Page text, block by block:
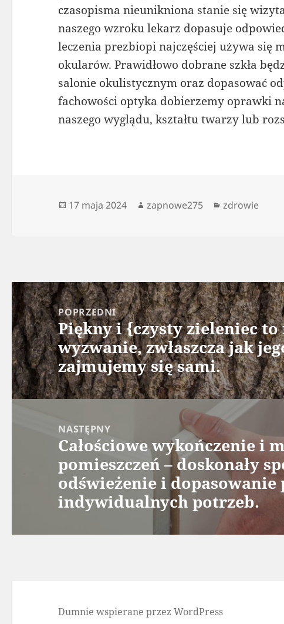
czasopisma nieunikniona stanie się
naszego wzroku lekarz dopasuje
leczenia prezbiopi najczęściej używa się
okularów. Prawidłowo dobrane szkła
salonie okulistycznym oraz dopasować
fachowości optyka dobierzemy oprawki
naszego wyglądu, kształtu twarzy lub
Data
17 maja 2024 Autor
zapnowe275 Kategorie
zdrowie
Nawigacja
wpisu
POPRZEDNI
Poprzedni
wpis:
Piękny i {czysty zieleniec
wyzwanie, zwłaszcza jak
zajmujemy się sami.
NASTĘPNY
Następny
wpis:
Całościowe wykończenie i
pomieszczeń – doskonały
odświeżenie i
indywidualnych potrzeb.
Dumnie wspierane przez WordPress